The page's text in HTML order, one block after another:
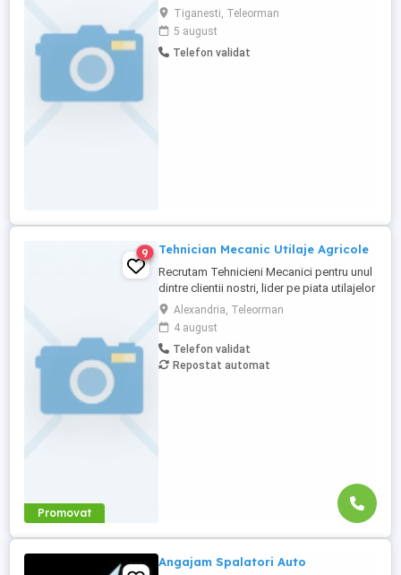
serios și pasionat, pentru a se alătura
echipei noastre. Cerințe: - Experiență în
domeniu (minim 1 an constituie avantaj) -
Cunoștințe de mecanică generală (revizii,
Tiganesti, Teleorman
5 august
Telefon validat
Promovat
9 Tehnician Mecanic Utilaje Agricole
Recrutam Tehnicieni Mecanici pentru unul
dintre clientii nostri, lider pe piata utilajelor
agricole din Romania. Responsabilitati: -
Deservirea diferitelor masini si
echipamente folosite pentru lucrari in
agricultura; - Efectuarea lucrarilor de
reparatii si mentenanta a echipamentelor
Alexandria, Teleorman
4 august
Telefon validat
Repostat automat
Angajam Spalatori Auto